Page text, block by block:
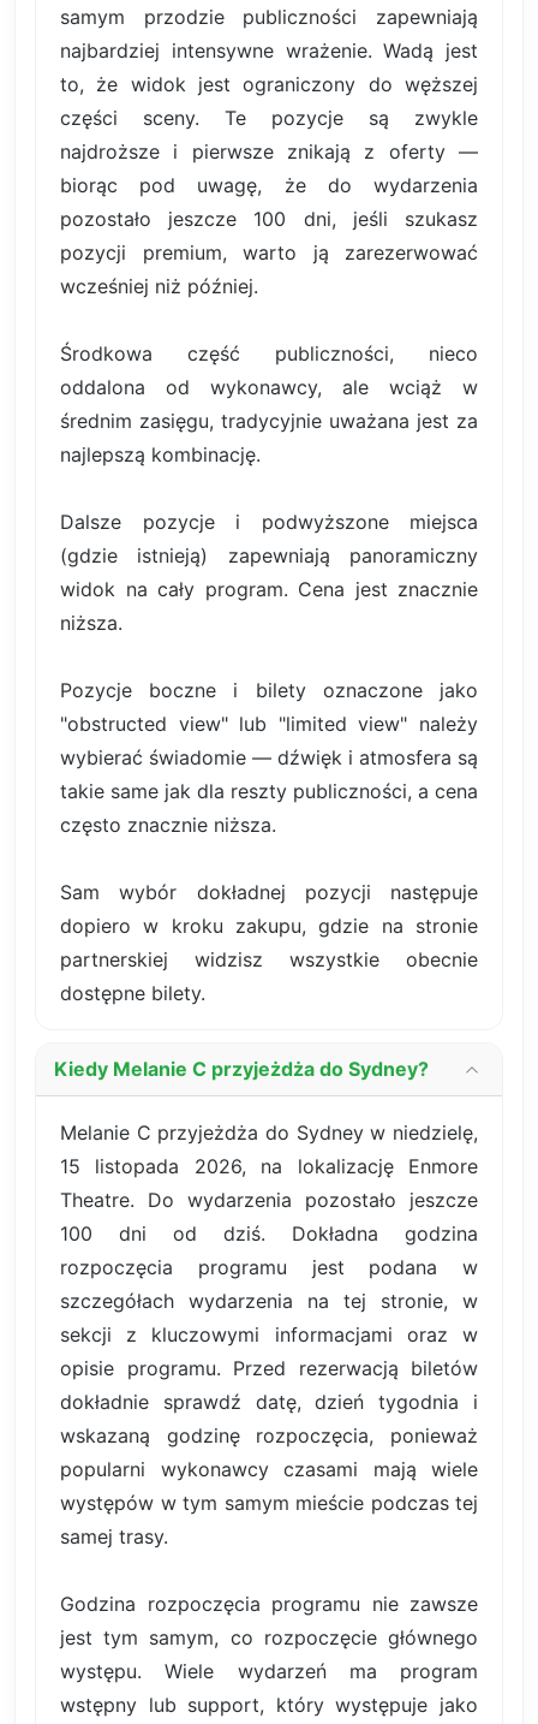
samym przodzie publiczności zapewniają
najbardziej intensywne wrażenie. Wadą jest
to, że widok jest ograniczony do węższej
części sceny. Te pozycje są zwykle
najdroższe i pierwsze znikają z oferty —
biorąc pod uwagę, że do wydarzenia
pozostało jeszcze 100 dni, jeśli szukasz
pozycji premium, warto ją zarezerwować
wcześniej niż później.
Środkowa część publiczności, nieco
oddalona od wykonawcy, ale wciąż w
średnim zasięgu, tradycyjnie uważana jest za
najlepszą kombinację.
Dalsze pozycje i podwyższone miejsca
(gdzie istnieją) zapewniają panoramiczny
widok na cały program. Cena jest znacznie
niższa.
Pozycje boczne i bilety oznaczone jako
"obstructed view" lub "limited view" należy
wybierać świadomie — dźwięk i atmosfera są
takie same jak dla reszty publiczności, a cena
często znacznie niższa.
Sam wybór dokładnej pozycji następuje
dopiero w kroku zakupu, gdzie na stronie
partnerskiej widzisz wszystkie obecnie
dostępne bilety.
Kiedy Melanie C przyjeżdża do Sydney?
Melanie C przyjeżdża do Sydney w niedzielę,
15 listopada 2026, na lokalizację Enmore
Theatre. Do wydarzenia pozostało jeszcze
100 dni od dziś. Dokładna godzina
rozpoczęcia programu jest podana w
szczegółach wydarzenia na tej stronie, w
sekcji z kluczowymi informacjami oraz w
opisie programu. Przed rezerwacją biletów
dokładnie sprawdź datę, dzień tygodnia i
wskazaną godzinę rozpoczęcia, ponieważ
popularni wykonawcy czasami mają wiele
występów w tym samym mieście podczas tej
samej trasy.
Godzina rozpoczęcia programu nie zawsze
jest tym samym, co rozpoczęcie głównego
występu. Wiele wydarzeń ma program
wstępny lub support, który występuje jako